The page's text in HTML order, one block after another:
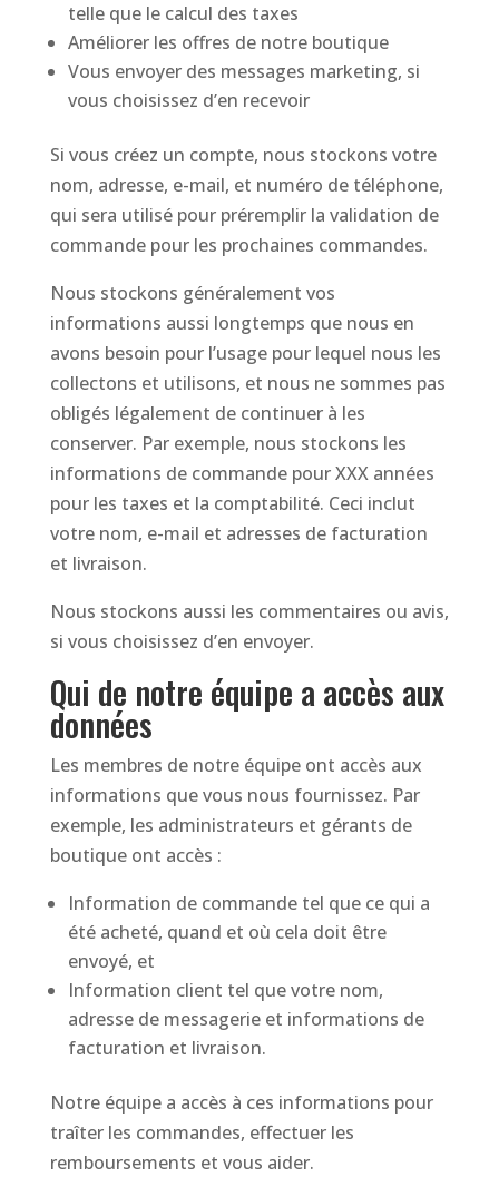
telle que le calcul des taxes
Améliorer les offres de notre boutique
Vous envoyer des messages marketing, si
vous choisissez d’en recevoir
Si vous créez un compte, nous stockons votre
nom, adresse, e-mail, et numéro de téléphone,
qui sera utilisé pour préremplir la validation de
commande pour les prochaines commandes.
Nous stockons généralement vos
informations aussi longtemps que nous en
avons besoin pour l’usage pour lequel nous les
collectons et utilisons, et nous ne sommes pas
obligés légalement de continuer à les
conserver. Par exemple, nous stockons les
informations de commande pour XXX années
pour les taxes et la comptabilité. Ceci inclut
votre nom, e-mail et adresses de facturation
et livraison.
Nous stockons aussi les commentaires ou avis,
si vous choisissez d’en envoyer.
Qui de notre équipe a accès aux
données
Les membres de notre équipe ont accès aux
informations que vous nous fournissez. Par
exemple, les administrateurs et gérants de
boutique ont accès :
Information de commande tel que ce qui a
été acheté, quand et où cela doit être
envoyé, et
Information client tel que votre nom,
adresse de messagerie et informations de
facturation et livraison.
Notre équipe a accès à ces informations pour
traîter les commandes, effectuer les
remboursements et vous aider.